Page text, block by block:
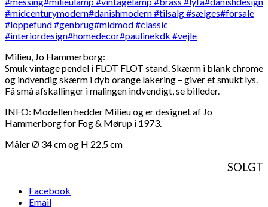
Milieu, Jo Hammerborg:
Smuk vintage pendel i FLOT FLOT stand. Skærm i blank chrome
og indvendig skærm i dyb orange lakering – giver et smukt lys.
Få små afskallinger i malingen indvendigt, se billeder.
INFO: Modellen hedder Milieu og er designet af Jo
Hammerborg for Fog & Mørup i 1973.
Måler Ø 34 cm og H 22,5 cm
SOLGT
Facebook
Email